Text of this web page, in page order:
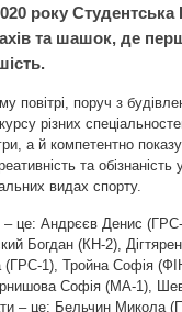
року
та шашок, де
повітрі, поруч з
різних
а й компетентно
та
видах спорту.
– це: Андрєєв Денис
Богдан (КН-2),
(ГРС-1), Тройна Софія
Софія (МА-1),
– це: Бельчин Микола